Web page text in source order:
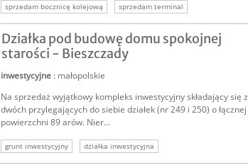
sprzedam bocznicę kolejową
sprzedam terminal
terminal przeładunkowy
Działka pod budowę domu spokojnej
starości - Bieszczady
inwestycyjne : małopolskie
Na sprzedaż wyjątkowy kompleks inwestycyjny składający się z
dwóch przylegających do siebie działek (nr 249 i 250) o łącznej
powierzchni 89 arów. Nier...
grunt inwestycyjny
działka inwestycyjna
sprzedam działkę inwestycyjną
sprzedam grunt komercyjny